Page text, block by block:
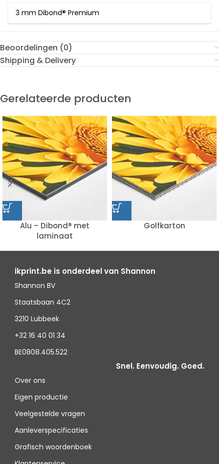
3 mm Dibond® Premium
Beoordelingen (0)
Shipping & Delivery
Gerelateerde producten
Alu – Dibond® met
laminaat
Golfkarton
ikprint.be is onderdeel van Shannon
Shannon BV
Staatsbaan 4C2
3210 Lubbeek
+32 16 40 01 34
BE0808.405.522
Snel. Eenvoudig. Goed.
Over ons
Eigen productie
Veelgestelde vragen
Aanleverspecificaties
Grafisch woordenboek